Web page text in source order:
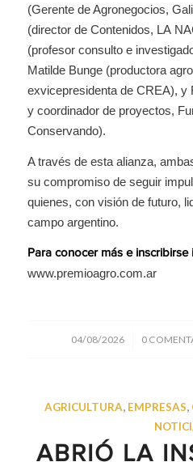
(Gerente de Agronegocios,
(director de Contenidos, LA
(profesor consulto e
Matilde Bunge (productora
exvicepresidenta de CREA), y
y coordinador de proyectos,
Conservando).
A través de esta alianza,
su compromiso de seguir
quienes, con visión de futuro,
campo argentino.
Para conocer más e inscribirse
www.premioagro.com.ar
04/08/2026
/ 0 /
AGRICULTURA, EMPRESAS,
ABRIÓ LA